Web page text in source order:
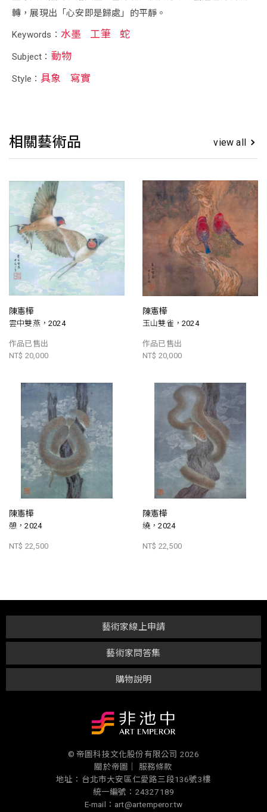
轉，展現出「心安即是歸處」的平靜。
Keywords： 水墨 工筆 蛇
Subject： 動物
Style： 具象 寫實
相關藝術品 view all
陳憲樺
雲中雙燕，2024
作品已售出
NT$ 20,000
陳憲樺
玉山雙雀，2024
作品已售出
NT$ 20,000
陳憲樺
憩，2024
NT$ 22,500
陳憲樺
繞，2024
NT$ 22,500
購物說明
藝術家問答集
藝術家線上申請
© 帝圖科技文化股份有限公司 2026
關於帝圖｜
服務條款
地址：台北市大安區仁愛路三段136號3樓
統一編號：24327189
E-mail：art@artemperor.tw